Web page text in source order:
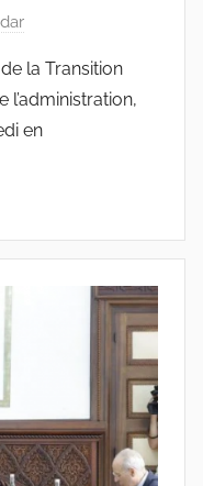
la Transition
l’administration,
en